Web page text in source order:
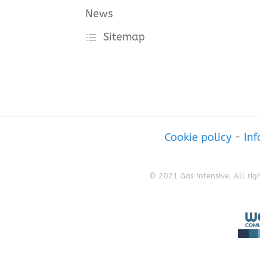
News
Sitemap
Cookie policy-
© 2021 Gas Intensive. All